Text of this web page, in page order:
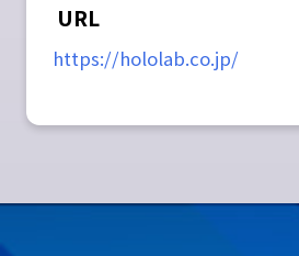
URL
https://hololab.co.jp/